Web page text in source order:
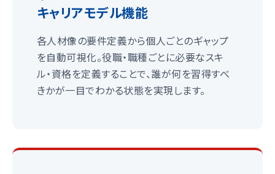
キャリアモデル機能
各人材像の要件定義から個人ごとのギャップ
を自動可視化。役職・職種ごとに必要なスキ
ル・資格を定義することで、誰が何を習得すべ
きかが一目でわかる状態を実現します。